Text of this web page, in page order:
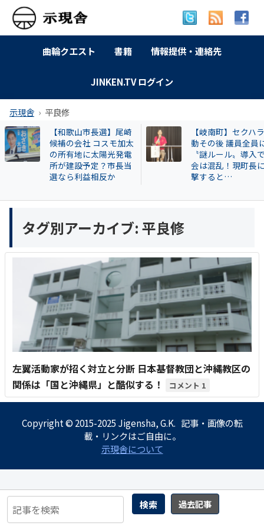
曲輪クエスト 書籍 情報提供・連絡先
JINKEN.TV ログイン
示現舎 平良修
【和歌山市長選】尾崎
候補の会社 コスモ加太
の所有地に太陽光発電
所が建設予定？市長当
選なら利益相反か
【岐南町】セクハラ騒
動その後 議員全員に
〝謎ルール〟導入で議
会は混乱！現町長に直
撃すると…
検索 過去記事
タグ別アーカイブ: 平良修
左翼活動家が招く対立と分断 日本基督教団と沖縄教区の
関係は「国と沖縄県」と酷似する！
1
Copyright © 2015-2025 Jigensha, G.K. 記事・画像の転
載・リンクはご自由に。
示現舎について